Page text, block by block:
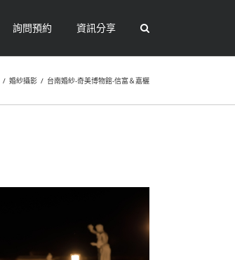
詢問預約 資訊分享
/ 婚紗攝影 / 台南婚紗-奇美博物館-信富＆嘉欐